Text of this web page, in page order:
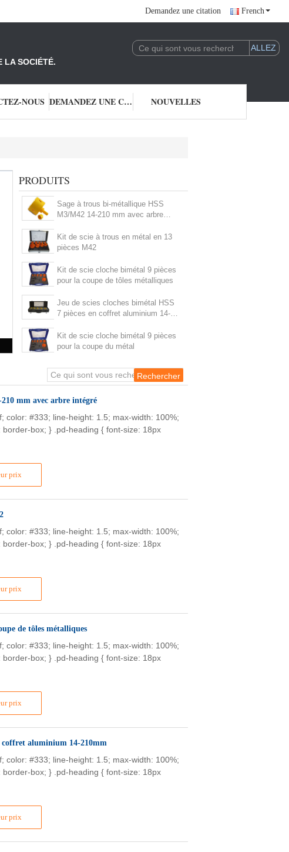
Demandez une citation French
LA SOCIÉTÉ.
NOUS DEMANDEZ UNE CITATION NOUVELLES
PRODUITS
Sage à trous bi-métallique HSS
M3/M42 14-210 mm avec arbre
Kit de scie à trous en métal en 13
pièces M42
Kit de scie cloche bimétal 9 pièces
pour la coupe de tôles métalliques
Jeu de scies cloches bimétal HSS
7 pièces en coffret aluminium 14-
Kit de scie cloche bimétal 9 pièces
pour la coupe du métal
mm avec arbre intégré
prix
color: #333; line-height: 1.5; max-width: 100%;
box; } .pd-heading { font-size: 18px
prix
color: #333; line-height: 1.5; max-width: 100%;
box; } .pd-heading { font-size: 18px
de tôles métalliques
prix
color: #333; line-height: 1.5; max-width: 100%;
box; } .pd-heading { font-size: 18px
coffret aluminium 14-210mm
prix
color: #333; line-height: 1.5; max-width: 100%;
box; } .pd-heading { font-size: 18px